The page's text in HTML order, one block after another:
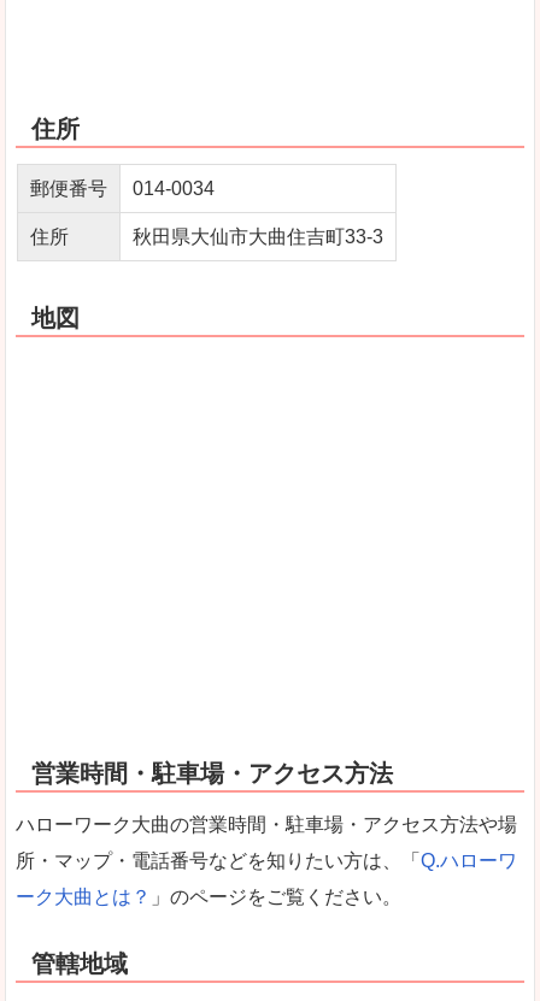
住所
郵便番号 014‐0034
住所 秋田県大仙市大曲住吉町33‐3
地図
営業時間・駐車場・アクセス方法
ハローワーク大曲の営業時間・駐車場・アクセス方法や場
所・マップ・電話番号などを知りたい方は、「 Q.ハローワ
ーク大曲とは？ 」のページをご覧ください。
管轄地域